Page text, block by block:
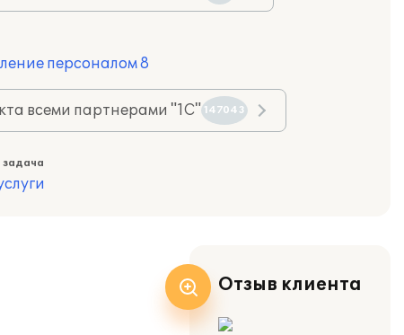
персоналом 8
всеми партнерами "1С" 147043
Отзыв клиента